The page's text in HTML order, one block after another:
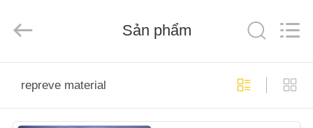
CHỦ
TEXTILE.
Sản phẩm
repreve material